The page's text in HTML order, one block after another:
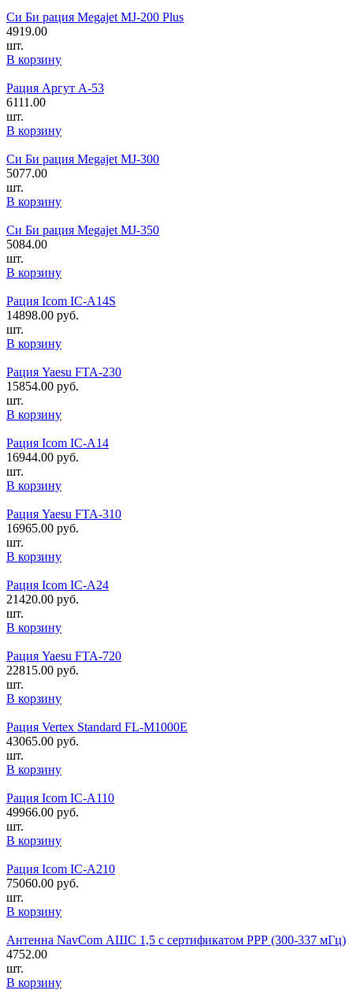
Си Би рация Megajet MJ-200 Plus
4919.00
шт.
В корзину
Рация Аргут А-53
6111.00
шт.
В корзину
Си Би рация Megajet MJ-300
5077.00
шт.
В корзину
Си Би рация Megajet MJ-350
5084.00
шт.
В корзину
Рация Icom IC-A14S
14898.00 руб.
шт.
В корзину
Рация Yaesu FTA-230
15854.00 руб.
шт.
В корзину
Рация Icom IC-A14
16944.00 руб.
шт.
В корзину
Рация Yaesu FTA-310
16965.00 руб.
шт.
В корзину
Рация Icom IC-A24
21420.00 руб.
шт.
В корзину
Рация Yaesu FTA-720
22815.00 руб.
шт.
В корзину
Рация Vertex Standard FL-M1000E
43065.00 руб.
шт.
В корзину
Рация Icom IC-A110
49966.00 руб.
шт.
В корзину
Рация Icom IC-A210
75060.00 руб.
шт.
В корзину
Антенна NavCom АШС 1,5 с сертификатом РРР (300-337 мГц)
4752.00
шт.
В корзину